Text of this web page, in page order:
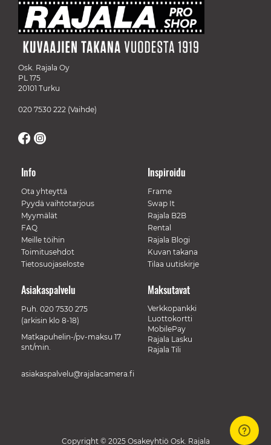
Osk. Rajala Oy
PL 175
20101 Turku
020 7530 222 (Vaihde)
Info
Ota yhteyttä
Pyydä vaihtotarjous
Myymälät
FAQ
Meille töihin
Toimitusehdot
Tietosuojaseloste
Inspiroidu
Frame
Swap It
Rajala B2B
Rental
Rajala Blogi
Kuvan takana
Tilaa uutiskirje
Maksutavat
Verkkopankki
Luottokortti
MobilePay
Rajala Lasku
Rajala Tili
Asiakaspalvelu
Puh. 020 7530 275
(arkisin klo 8-18)
Matkapuhelin-/pv-maksu 17
snt/min.
asiakaspalvelu@rajalacamera.fi
Copyright © 2025 Osakeyhtiö Osk. Rajala